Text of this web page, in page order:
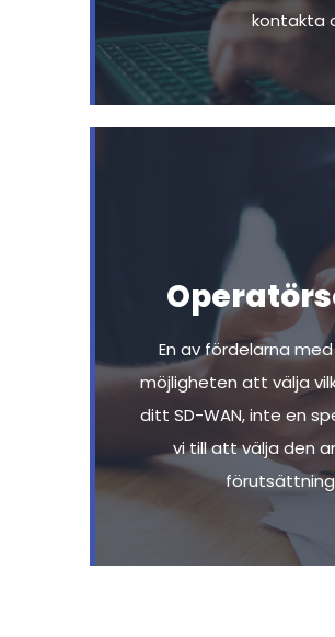
kontakta
En av fördelarna
möjligheten att välja
ditt SD-WAN, inte en
vi till att välja den